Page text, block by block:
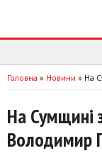
Головна » Новини » На
На Сумщині
Володимир